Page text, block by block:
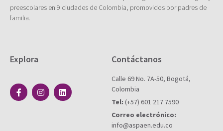
preescolares en 9 ciudades de Colombia, promovidos por padres de
familia.
Explora Contáctanos
Calle 69 No. 7A-50, Bogotá,
Colombia
Tel: (+57) 601 217 7590
Correo electrónico:
info@aspaen.edu.co